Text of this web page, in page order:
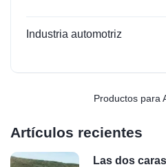
Industria automotriz
Productos para
Artículos recientes
Las dos